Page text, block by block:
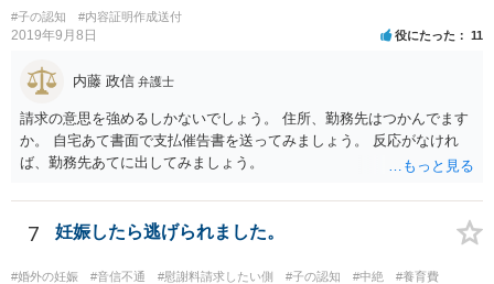
関わりが不可欠となると思われますので、一度話し合った上で、法律
事務所へ早めのご相談をされたほうがよろしいかと思います。
#子の認知 #内容証明作成送付
2019年9月8日 役にたった 11
内藤 政信 弁護士
請求の意思を強めるしかないでしょう。 住所、勤務先はつかんでます
か。 自宅あて書面で支払催告書を送ってみましょう。 反応がなけれ
ば、勤務先あてに出してみましょう。
7 妊娠したら逃げられました。
#婚外の妊娠 #音信不通 #慰謝料請求したい側 #子の認知 #中絶 #養育費